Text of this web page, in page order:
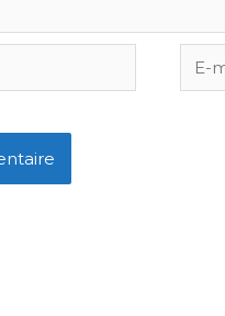
E-
mail*